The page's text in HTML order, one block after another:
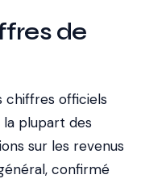
de
chiffres officiels
plupart des
sur les revenus
confirmé